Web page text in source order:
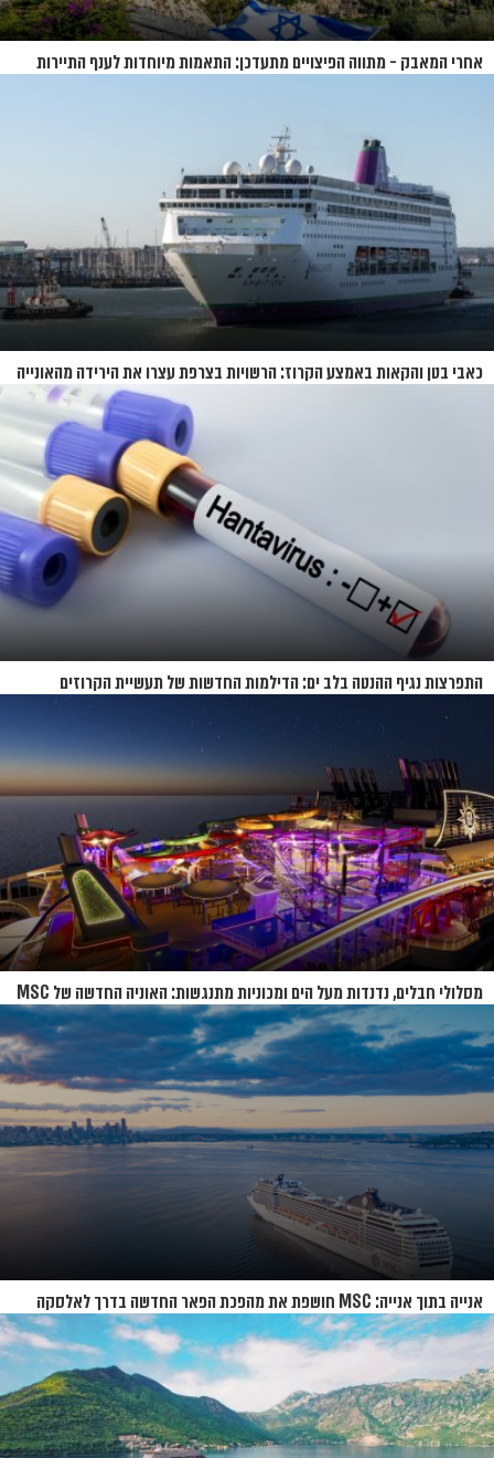
אחרי המאבק - מתווה הפיצויים מתעדכן: התאמות מיוחדות לענף התיירות
כאבי בטן והקאות באמצע הקרוז: הרשויות בצרפת עצרו את הירידה מהאונייה
התפרצות נגיף ההנטה בלב ים: הדילמות החדשות של תעשיית הקרוזים
מסלולי חבלים, נדנדות מעל הים ומכוניות מתנגשות: האוניה החדשה של MSC
נחשפת
אנייה בתוך אנייה: MSC חושפת את מהפכת הפאר החדשה בדרך לאלסקה